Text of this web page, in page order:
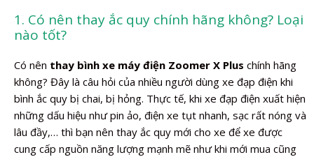
1. Có nên thay ắc quy chính hãng không? Loại
nào tốt?
Có nên thay bình xe máy điện Zoomer X Plus chính hãng
không? Đây là câu hỏi của nhiều người dùng xe đạp điện khi
bình ắc quy bị chai, bị hỏng. Thực tế, khi xe đạp điện xuất hiện
những dấu hiệu như pin ảo, điện xe tụt nhanh, sạc rất nóng và
lâu đầy,… thì bạn nên thay ắc quy mới cho xe để xe được
cung cấp nguồn năng lượng mạnh mẽ như khi mới mua cũng